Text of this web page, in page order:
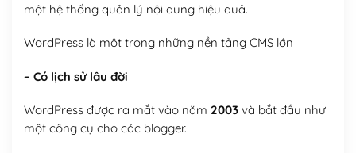
một hệ thống quản lý nội dung hiệu quả.
WordPress là một trong những nền tảng CMS lớn
– Có lịch sử lâu đời
WordPress được ra mắt vào năm 2003và bắt đầu như
một công cụ cho các blogger.